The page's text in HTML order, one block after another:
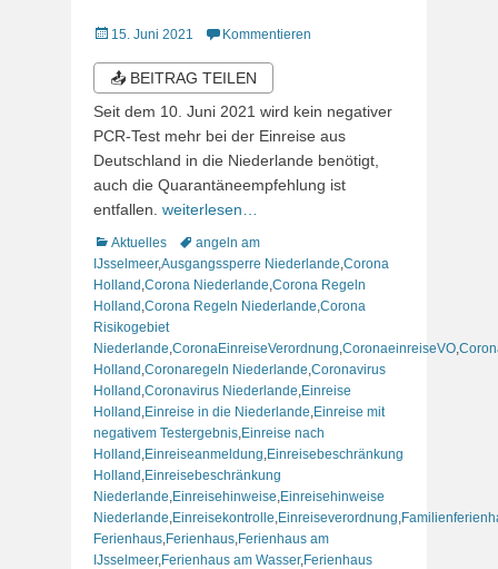
Veröffentlicht
15. Juni 2021 Kommentieren
📤 BEITRAG TEILEN
Seit dem 10. Juni 2021 wird kein negativer
PCR-Test mehr bei der Einreise aus
Deutschland in die Niederlande benötigt,
auch die Quarantäneempfehlung ist
entfallen. weiterlesen…
Kategorien
Aktuelles Schlagworte
angeln am
IJsselmeer,Ausgangssperre Niederlande Corona
Holland Corona Niederlande Corona Regeln
Holland Corona Regeln Niederlande Corona
Risikogebiet
Niederlande CoronaEinreiseVerordnung CoronaeinreiseVO
Holland Coronaregeln Niederlande Coronavirus
Holland Coronavirus Niederlande Einreise
Holland Einreise in die Niederlande Einreise mit
negativem Testergebnis Einreise nach
Holland Einreiseanmeldung Einreisebeschränkung
Holland Einreisebeschränkung
Niederlande Einreisehinweise Einreisehinweise
Niederlande Einreisekontrolle Einreiseverordnung
Ferienhaus Ferienhaus Ferienhaus am
IJsselmeer, Ferienhaus am Wasser, Ferienhaus